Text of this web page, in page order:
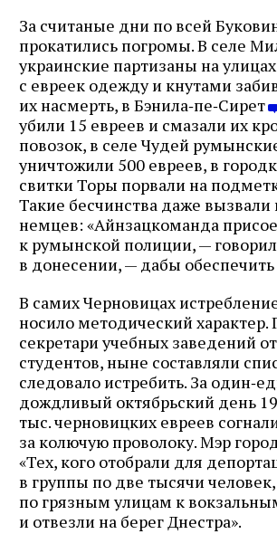
За считаные дни по всей
прокатились погромы. В селе
украинские партизаны на
с евреек одежду и кнутами
их насмерть, в Бэнила‑пе‑Сирет
убили 15 евреев и смазали их
повозок, в селе Чудей
уничтожили 500 евреев, в
свитки Торы порвали на
Такие бесчинства даже вызвали
немцев: «Айнзацкоманда
к румынской полиции, —
в донесении, — дабы обеспечить
В самих Черновицах
носило методический характер.
секретари учебных заведений
студентов, ныне составляли
следовало истребить. За
дождливый октябрьский день
тыс. черновицких евреев
за колючую проволоку. Мэр
«Тех, кого отобрали для
в группы по две тысячи
по грязным улицам к
и отвезли на берег Днестра».